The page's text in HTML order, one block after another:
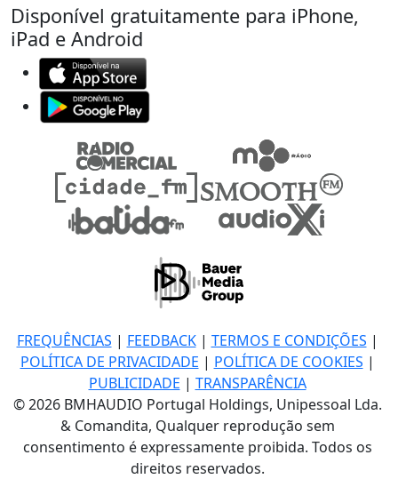
Disponível gratuitamente para iPhone,
iPad e Android
FREQUÊNCIAS | FEEDBACK| TERMOS E CONDIÇÕES |
POLÍTICA DE PRIVACIDADE | POLÍTICA DE COOKIES |
PUBLICIDADE | TRANSPARÊNCIA
© 2026 BMHAUDIO Portugal Holdings, Unipessoal Lda.
& Comandita, Qualquer reprodução sem
consentimento é expressamente proibida. Todos os
direitos reservados.